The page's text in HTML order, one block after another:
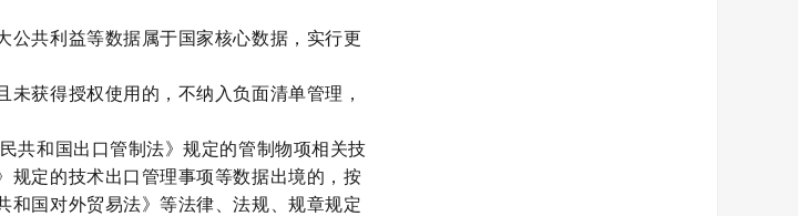
公共利益等数据属于国家核心数据，实行更
获得授权使用的，不纳入负面清单管理，
共和国出口管制法》规定的管制物项相关技
规定的技术出口管理事项等数据出境的，按
和国对外贸易法》等法律、法规、规章规定